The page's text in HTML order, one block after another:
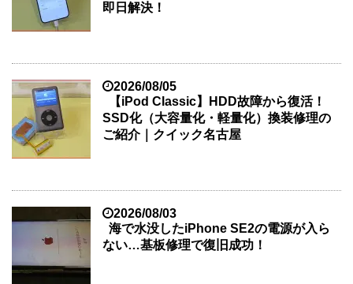
即日解決！
2026/08/05
【iPod Classic】HDD故障から復活！
SSD化（大容量化・軽量化）換装修理の
ご紹介｜クイック名古屋
2026/08/03
海で水没したiPhone SE2の電源が入ら
ない…基板修理で復旧成功！